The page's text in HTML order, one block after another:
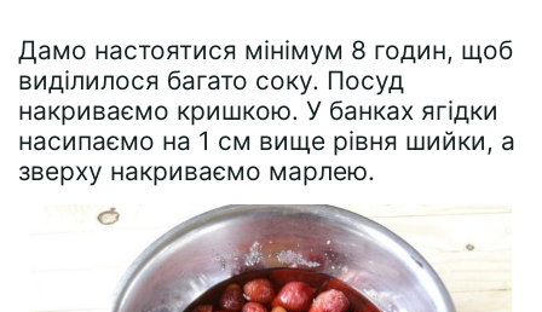
Дамо настоятися мінімум 8 годин, щоб
виділилося багато соку. Посуд
накриваємо кришкою. У банках ягідки
насипаємо на 1 см вище рівня шийки, а
зверху накриваємо марлею.